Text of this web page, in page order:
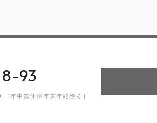
93
年中無休※年末年始除く］